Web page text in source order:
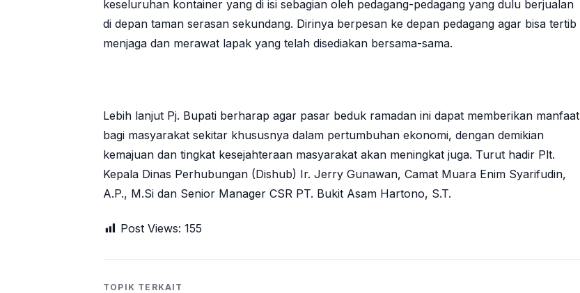
keseluruhan kontainer yang di isi sebagian oleh pedagang-pedagang yang dulu berjualan
di depan taman serasan sekundang. Dirinya berpesan ke depan pedagang agar bisa tertib
menjaga dan merawat lapak yang telah disediakan bersama-sama.
Lebih lanjut Pj. Bupati berharap agar pasar beduk ramadan ini dapat memberikan manfaat
bagi masyarakat sekitar khususnya dalam pertumbuhan ekonomi, dengan demikian
kemajuan dan tingkat kesejahteraan masyarakat akan meningkat juga. Turut hadir Plt.
Kepala Dinas Perhubungan (Dishub) Ir. Jerry Gunawan, Camat Muara Enim Syarifudin,
A.P., M.Si dan Senior Manager CSR PT. Bukit Asam Hartono, S.T.
Post Views: 155
TOPIK TERKAIT